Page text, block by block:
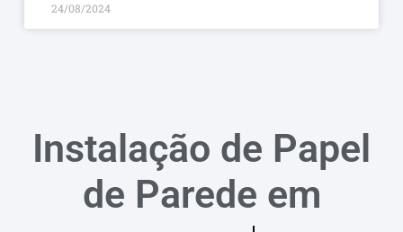
24/08/2024
Instalação de Papel
de Parede em